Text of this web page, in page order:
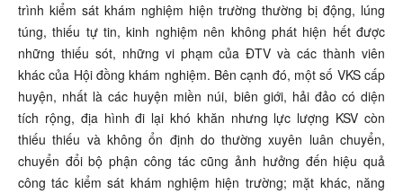
trình kiểm sát khám nghiệm hiện trường thường bị động, lúng
túng, thiếu tự tin, kinh nghiệm nên không phát hiện hết được
những thiếu sót, những vi phạm của ĐTV và các thành viên
khác của Hội đồng khám nghiệm. Bên cạnh đó, một số VKS cấp
huyện, nhất là các huyện miền núi, biên giới, hải đảo có diện
tích rộng, địa hình đi lại khó khăn nhưng lực lượng KSV còn
thiếu thiếu và không ổn định do thường xuyên luân chuyển,
chuyển đổi bộ phận công tác cũng ảnh hưởng đến hiệu quả
công tác kiểm sát khám nghiệm hiện trường; mặt khác, năng